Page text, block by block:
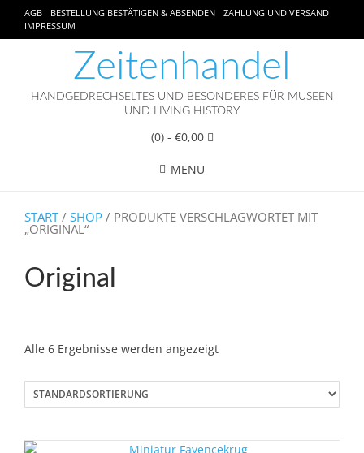
AGB BESTELLUNG BESTÄTIGEN & ABSENDEN
ZAHLUNG UND VERSAND
IMPRESSUM
Zeitenhandel
HANDGEDRECHSELTES UND BESONDERES FÜR MUSEEN
UND LIVING HISTORY
(0)- €0,00
MENU
START/ SHOP / PRODUKTE VERSCHLAGWORTET MIT
„ORIGINAL“
Original
Alle 6 Ergebnisse werden angezeigt